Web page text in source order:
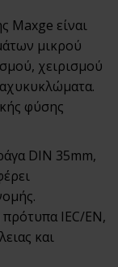
Maxge είναι
μικρού
χειρισμού
φύσης
DIN 35mm,
IEC/EN,
και